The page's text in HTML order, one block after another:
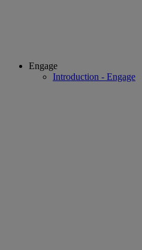
Engage
Introduction - Engage